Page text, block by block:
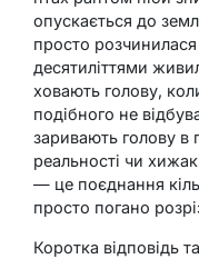
опускається до
просто
десятиліттями
ховають голову,
подібного не
заривають голову в
реальності чи
— це поєднання
просто погано
Коротка відповідь